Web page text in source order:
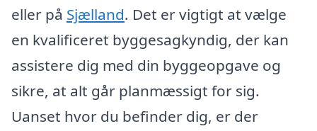
eller på Sjælland. Det er vigtigt at vælge
en kvalificeret byggesagkyndig, der kan
assistere dig med din byggeopgave og
sikre, at alt går planmæssigt for sig.
Uanset hvor du befinder dig, er der